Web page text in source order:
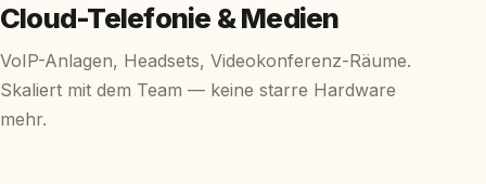
Cloud-Telefonie & Medien
VoIP-Anlagen, Headsets, Videokonferenz-Räume.
Skaliert mit dem Team — keine starre Hardware
mehr.